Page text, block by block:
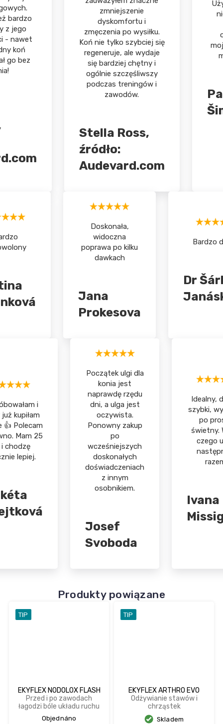
Produkty powiązane
TIP
EKYFLEX NODOLOX FLASH
Przed i po zawodach
łagodzi bóle układu ruchu
Objednáno
TIP
EKYFLEX ARTHRO EVO
Odżywianie stawów i
chrząstek
Skladem
bardzo
z jego
- nawet
koń
go bez
zmniejszenie
dyskomfortu i
zmęczenia po wysiłku.
Koń nie tylko szybciej się
regeneruje, ale wydaje
się bardziej chętny i
ogólnie szczęśliwszy
podczas treningów i
zawodów.
Stella Ross,
źródło:
Audevard.com
Doskonała,
widoczna
poprawa po kilku
dawkach
Jana
Prokesova
Bardzo
Dr
i
kupiłam
👍 Polecam
Mam 25
chodzę
lepiej.
Początek ulgi dla
konia jest
naprawdę rzędu
dni, a ulga jest
oczywista.
Ponowny zakup
po
wcześniejszych
doskonałych
doświadczeniach
z innym
osobnikiem.
Josef
Svoboda
Idealny,
szybki,
po
świetny.
czego
Ivana